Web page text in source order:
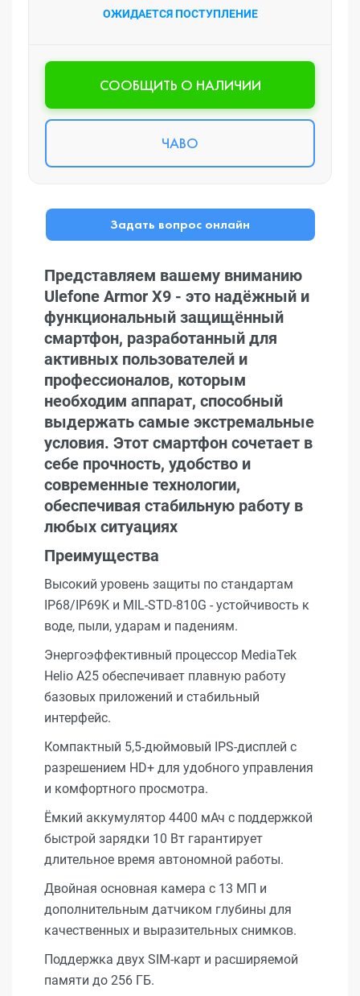
ОЖИДАЕТСЯ ПОСТУПЛЕНИЕ
CООБЩИТЬ О НАЛИЧИИ
ЧАВО
Задать вопрос онлайн
Представляем вашему вниманию
Ulefone Armor X9 - это надёжный и
функциональный защищённый
смартфон, разработанный для
активных пользователей и
профессионалов, которым
необходим аппарат, способный
выдержать самые экстремальные
условия. Этот смартфон сочетает в
себе прочность, удобство и
современные технологии,
обеспечивая стабильную работу в
любых ситуациях
Преимущества
Высокий уровень защиты по стандартам
IP68/IP69K и MIL-STD-810G - устойчивость к
воде, пыли, ударам и падениям.
Энергоэффективный процессор MediaTek
Helio A25 обеспечивает плавную работу
базовых приложений и стабильный
интерфейс.
Компактный 5,5-дюймовый IPS-дисплей с
разрешением HD+ для удобного управления
и комфортного просмотра.
Ёмкий аккумулятор 4400 мАч с поддержкой
быстрой зарядки 10 Вт гарантирует
длительное время автономной работы.
Двойная основная камера с 13 МП и
дополнительным датчиком глубины для
качественных и выразительных снимков.
Поддержка двух SIM-карт и расширяемой
памяти до 256 ГБ.